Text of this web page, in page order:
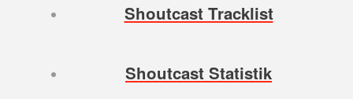
Shoutcast Tracklist
Shoutcast Statistik